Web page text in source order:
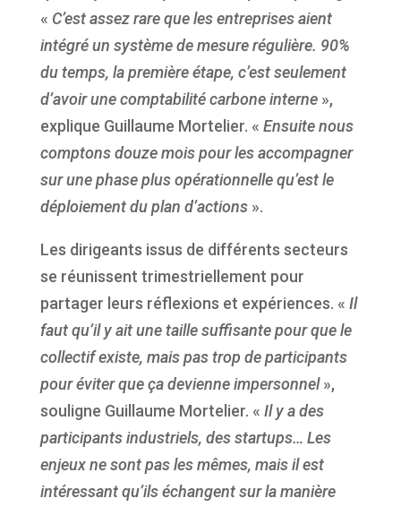
« C’est assez rare que les entreprises aient
intégré un système de mesure régulière. 90%
du temps, la première étape, c’est seulement
d’avoir une comptabilité carbone interne»,
explique Guillaume Mortelier. « Ensuite nous
comptons douze mois pour les accompagner
sur une phase plus opérationnelle qu’est le
déploiement du plan d’actions ».
Les dirigeants issus de différents secteurs
se réunissent trimestriellement pour
partager leurs réflexions et expériences. « Il
faut qu’il y ait une taille suffisante pour que le
collectif existe, mais pas trop de participants
pour éviter que ça devienne impersonnel»,
souligne Guillaume Mortelier. « Il y a des
participants industriels, des startups… Les
enjeux ne sont pas les mêmes, mais il est
intéressant qu’ils échangent sur la manière